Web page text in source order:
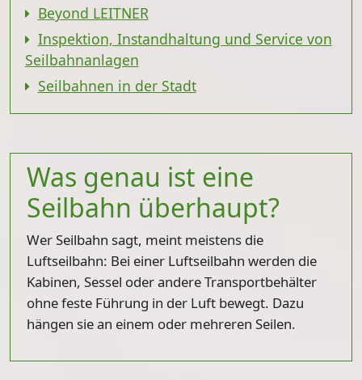
Beyond LEITNER
Inspektion, Instandhaltung und Service von
Seilbahnanlagen
Seilbahnen in der Stadt
Was genau ist eine
Seilbahn überhaupt?
Wer Seilbahn sagt, meint meistens die
Luftseilbahn: Bei einer Luftseilbahn werden die
Kabinen, Sessel oder andere Transportbehälter
ohne feste Führung in der Luft bewegt. Dazu
hängen sie an einem oder mehreren Seilen.